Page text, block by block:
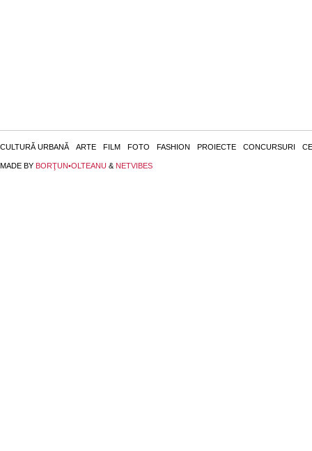
CULTURĂ URBANĂ ARTE FILM FOTO FASHION PROIECTE CONCURSURI
MADE BY BORŢUN•OLTEANU & NETVIBES